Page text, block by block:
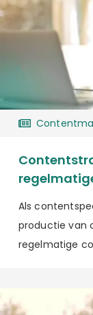
Als
productie van
regelmatige